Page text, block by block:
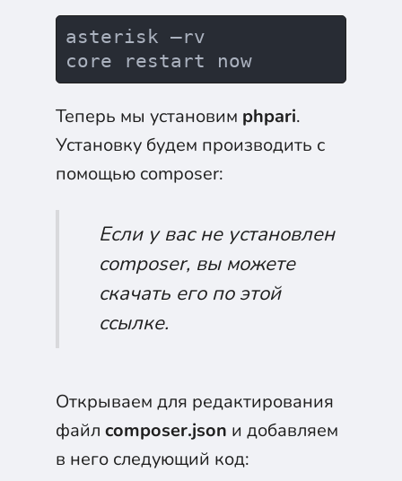
asterisk –rv
Теперь мы установим phpari.
Установку будем производить с
помощью composer:
Если у вас не установлен
composer, вы можете
скачать его по этой
ссылке.
Открываем для редактирования
файл composer.json и добавляем
в него следующий код: